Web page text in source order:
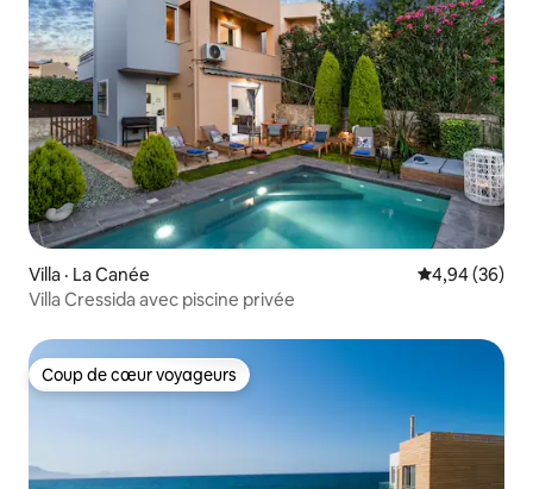
Villa · La Canée Note
4,94 (36)
Villa Cressida avec piscine privée
Coup de cœur voyageurs
Coup de cœur voyageurs